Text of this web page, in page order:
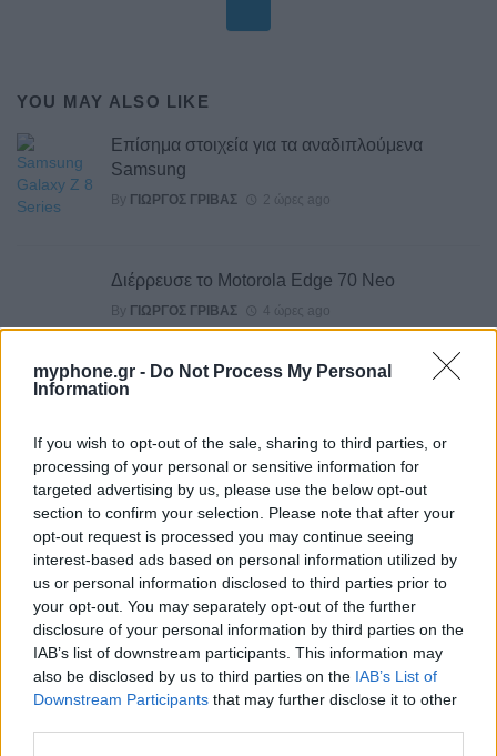
myphone.gr - Do Not Process My Personal
Information
If you wish to opt-out of the sale, sharing to third parties, or
processing of your personal or sensitive information for
targeted advertising by us, please use the below opt-out
section to confirm your selection. Please note that after your
opt-out request is processed you may continue seeing
interest-based ads based on personal information utilized by
us or personal information disclosed to third parties prior to
your opt-out. You may separately opt-out of the further
disclosure of your personal information by third parties on the
IAB’s list of downstream participants. This information may
also be disclosed by us to third parties on the IAB’s List of
Downstream Participants that may further disclose it to other
YOU MAY ALSO LIKE
Επίσημα στοιχεία για τα αναδιπλούμενα
Samsung
By ΓΙΏΡΓΟΣ ΓΡΊΒΑΣ 2 ώρες ago
Διέρρευσε το Motorola Edge 70 Neo
By ΓΙΏΡΓΟΣ ΓΡΊΒΑΣ 4 ώρες ago
Το σύνολο των τεχνικών προδιαγραφών του
HiLight ονομάζεται τελικά το Pixel Glow
ΓΙΏΡΓΟΣ ΓΡΊΒΑΣ 1 ημέρα ago
Σε εντυπωσιακή απόχρωση “Dune” το Pixel 11
Pro XL
ByΓΙΏΡΓΟΣ ΓΡΊΒΑΣ 2 ημέρες ago
Motorola: ετοιμάζει δυναμική επιστροφή στα
smartwatches